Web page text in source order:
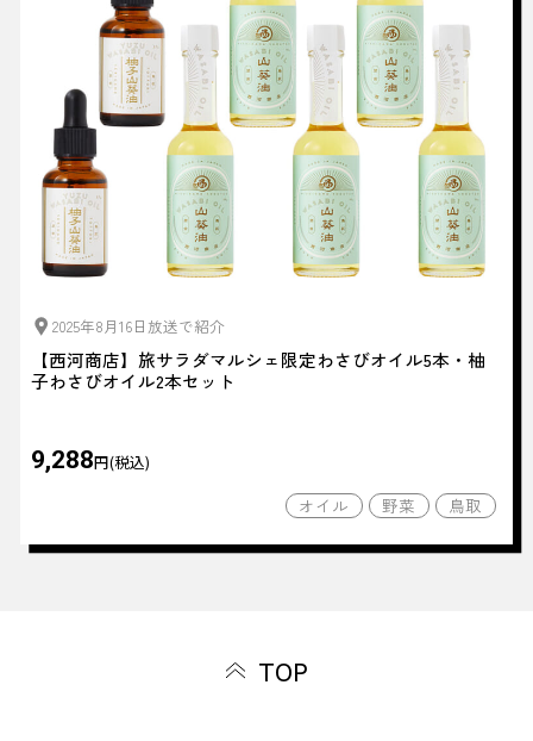
2025年8月16日放送で紹介
【西河商店】旅サラダマルシェ限定わさびオイル5本・柚
子わさびオイル2本セット
9,288円(税込)
オイル 野菜 鳥取
TOP